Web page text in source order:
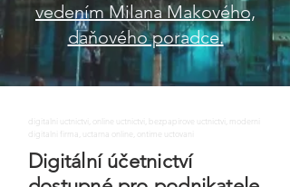
vedením Milana Makového,
daňového poradce.
digitalni uctnictvi, online uctnictvi, bezpapirove uctnictvi, moderni
digitalni firma, uctarna online, ontime uctovani
Digitální účetnictví